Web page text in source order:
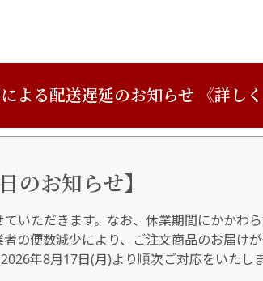
よる配送遅延のお知らせ 《詳しく
のお知らせ】
いただきます。なお、休業期間にかかわ
の便数減少により、ご注文商品のお届けが
年8月17日(月)より順次ご対応をいたし